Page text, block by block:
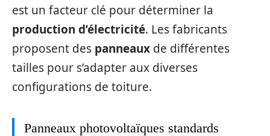
est un facteur clé pour déterminer la
production d’électricité. Les fabricants
proposent des panneaux de différentes
tailles pour s’adapter aux diverses
configurations de toiture.
Panneaux photovoltaïques standards